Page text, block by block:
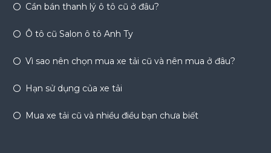
Cần bán thanh lý ô tô cũ ở đâu?
Ô tô cũ Salon ô tô Anh Ty
Vì sao nên chọn mua xe tải cũ và nên mua ở đâu?
Hạn sử dụng của xe tải
Mua xe tải cũ và nhiều điều bạn chưa biết